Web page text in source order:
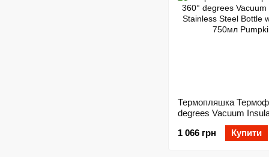
Термопляшка
degrees Vacuum
Stainless Steel Bottle
750мл Pumpkin
1 066 грн Купити